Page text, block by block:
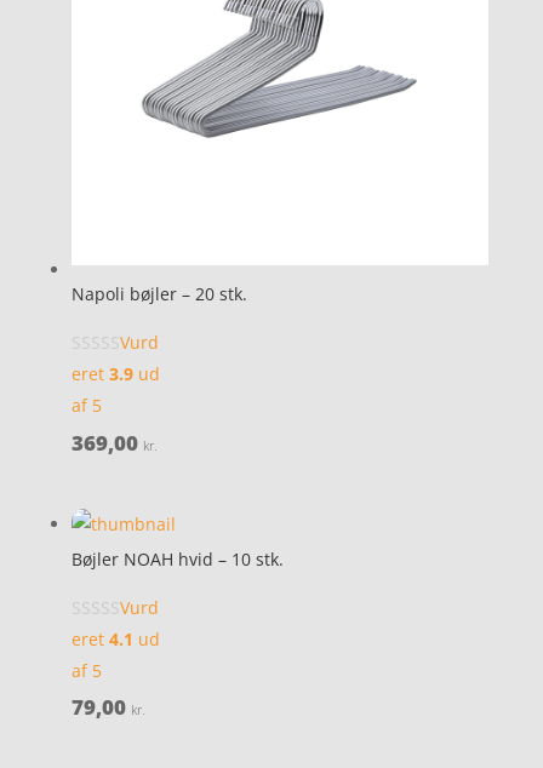
Napoli bøjler – 20 stk.
Vurd
eret 3.9ud
af 5
369,00 kr.
Bøjler NOAH hvid – 10 stk.
Vurd
eret 4.1 ud
af 5
79,00 kr.